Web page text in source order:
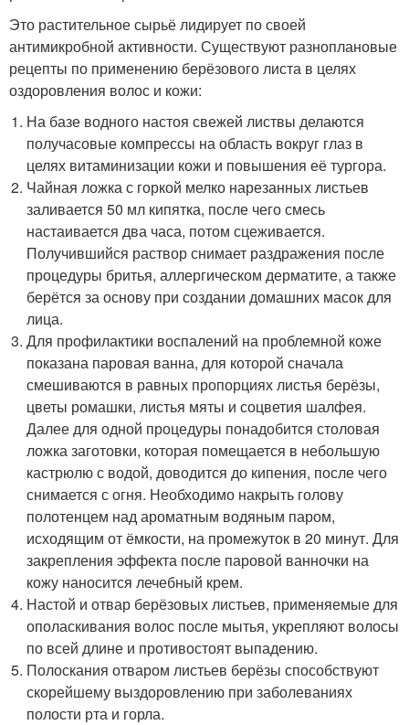
Это растительное сырьё лидирует по своей
антимикробной активности. Существуют разноплановые
рецепты по применению берёзового листа в целях
оздоровления волос и кожи:
На базе водного настоя свежей листвы делаются
получасовые компрессы на область вокруг глаз в
целях витаминизации кожи и повышения её тургора.
Чайная ложка с горкой мелко нарезанных листьев
заливается 50 мл кипятка, после чего смесь
настаивается два часа, потом сцеживается.
Получившийся раствор снимает раздражения после
процедуры бритья, аллергическом дерматите, а также
берётся за основу при создании домашних масок для
лица.
Для профилактики воспалений на проблемной коже
показана паровая ванна, для которой сначала
смешиваются в равных пропорциях листья берёзы,
цветы ромашки, листья мяты и соцветия шалфея.
Далее для одной процедуры понадобится столовая
ложка заготовки, которая помещается в небольшую
кастрюлю с водой, доводится до кипения, после чего
снимается с огня. Необходимо накрыть голову
полотенцем над ароматным водяным паром,
исходящим от ёмкости, на промежуток в 20 минут. Для
закрепления эффекта после паровой ванночки на
кожу наносится лечебный крем.
Настой и отвар берёзовых листьев, применяемые для
ополаскивания волос после мытья, укрепляют волосы
по всей длине и противостоят выпадению.
Полоскания отваром листьев берёзы способствуют
скорейшему выздоровлению при заболеваниях
полости рта и горла.